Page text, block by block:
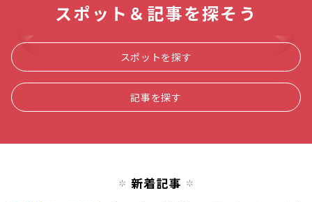
スポット＆記事を探そう
スポットを探す
記事を探す
新着記事